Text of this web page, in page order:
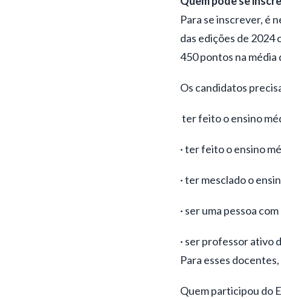
Para se inscrever, é
das edições de 2024
450 pontos na média
Os candidatos
ter feito o ensino
· ter feito o ensino
· ter mesclado o
· ser uma pessoa
· ser professor ativo
Para esses
Quem participou do